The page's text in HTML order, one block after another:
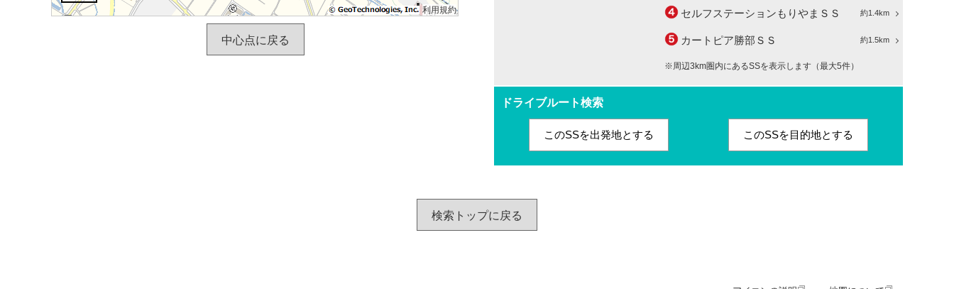
利用規約
中心点に戻る
約1.4km
セルフステーションもりやまＳＳ
約1.5km
カートピア勝部ＳＳ
※周辺3km圏内にあるSSを表示します（最大5件）
ドライブルート検索
このSSを出発地とする このSSを目的地とする
検索トップに戻る